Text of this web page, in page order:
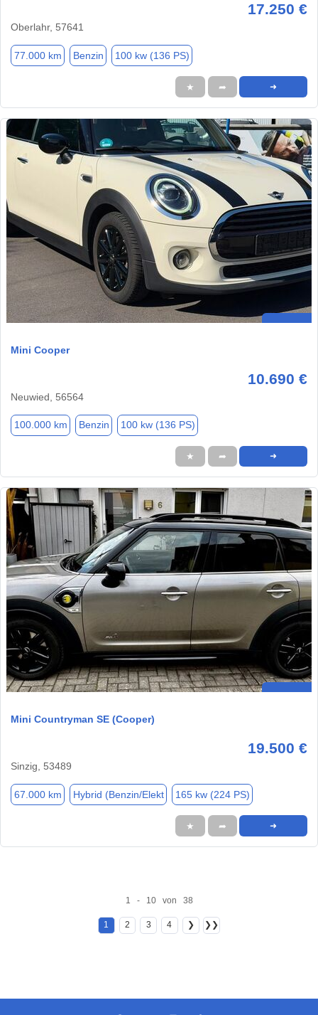
17.250 €
Oberlahr, 57641
77.000 km Benzin 100 kw (136 PS)
★ ➦ ➜
Mini Cooper
10.690 €
Neuwied, 56564
100.000 km Benzin 100 kw (136 PS)
★ ➦ ➜
Mini Countryman SE (Cooper)
19.500 €
Sinzig, 53489
67.000 km Hybrid (Benzin/Elekt 165 kw (224 PS)
★ ➦ ➜
1 - 10 von 38
1 2 3 4 ❯ ❯❯